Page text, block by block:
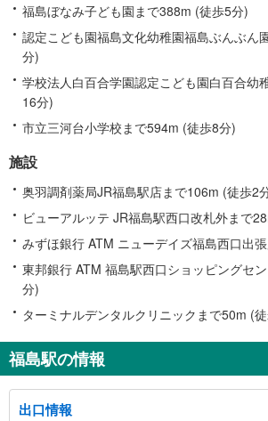
福島ぼなみ子ども園まで388m (徒歩5分)
認定こども園福島文化幼稚園福島ぶんぶん
分)
学校法人白百合学園認定こども園白百合幼
16分)
市立三河台小学校まで594m (徒歩8分)
施設
奥羽調剤薬局JR福島駅店まで106m (徒歩2
ビューアルッテ JR福島駅西口改札外まで
みずほ銀行 ATM ニューデイズ福島西口出
東邦銀行 ATM 福島駅西口ショッピングセ
分)
ターミナルデンタルクリニックまで50m (
福島駅の情報
出口情報